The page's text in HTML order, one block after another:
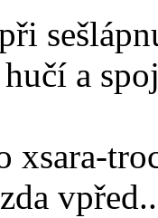
a
xsara-